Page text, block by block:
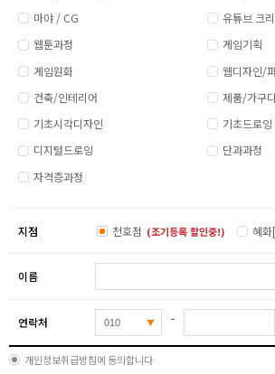
마야 / CG
유튜브 크
웹툰과정
게임기획
게임원화
웹디자인/
건축/인테리어
제품/가구
기초시각디자인
기초드로잉
디지털드로잉
단과과정
자격증과정
지점 천호점 (조기등록 할인중!) 혜
이름
연락처 -
개인정보취급방침에 동의합니다